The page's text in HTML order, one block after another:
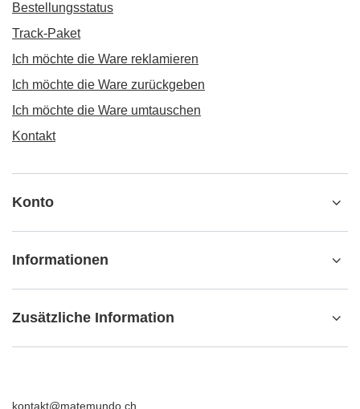
Bestellungsstatus
Track-Paket
Ich möchte die Ware reklamieren
Ich möchte die Ware zurückgeben
Ich möchte die Ware umtauschen
Kontakt
Konto
Informationen
Zusätzliche Information
kontakt@matemundo.ch